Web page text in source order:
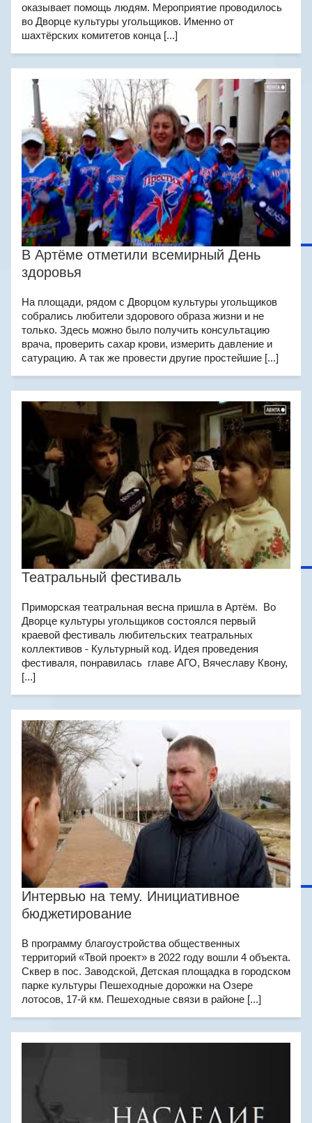
оказывает помощь людям. Мероприятие проводилось
во Дворце культуры угольщиков. Именно от
шахтёрских комитетов конца [...]
В Артёме отметили всемирный День
здоровья
На площади, рядом с Дворцом культуры угольщиков
собрались любители здорового образа жизни и не
только. Здесь можно было получить консультацию
врача, проверить сахар крови, измерить давление и
сатурацию. А так же провести другие простейшие [...]
Театральный фестиваль
Приморская театральная весна пришла в Артём. Во
Дворце культуры угольщиков состоялся первый
краевой фестиваль любительских театральных
коллективов - Культурный код. Идея проведения
фестиваля, понравилась главе АГО, Вячеславу Квону,
[...]
Интервью на тему. Инициативное
бюджетирование
В программу благоустройства общественных
территорий «Твой проект» в 2022 году вошли 4 объекта.
Сквер в пос. Заводской, Детская площадка в городском
парке культуры Пешеходные дорожки на Озере
лотосов, 17-й км. Пешеходные связи в районе [...]